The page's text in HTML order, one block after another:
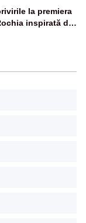
la premiera
inspirată de
senzație